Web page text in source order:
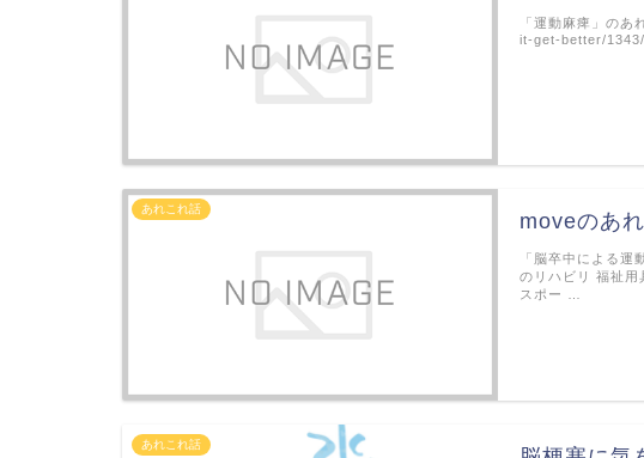
「運動麻痺」の
it-get-better/
あれこれ話
moveのあ
「脳卒中による
のリハビリ 福祉用
スポー …
あれこれ話